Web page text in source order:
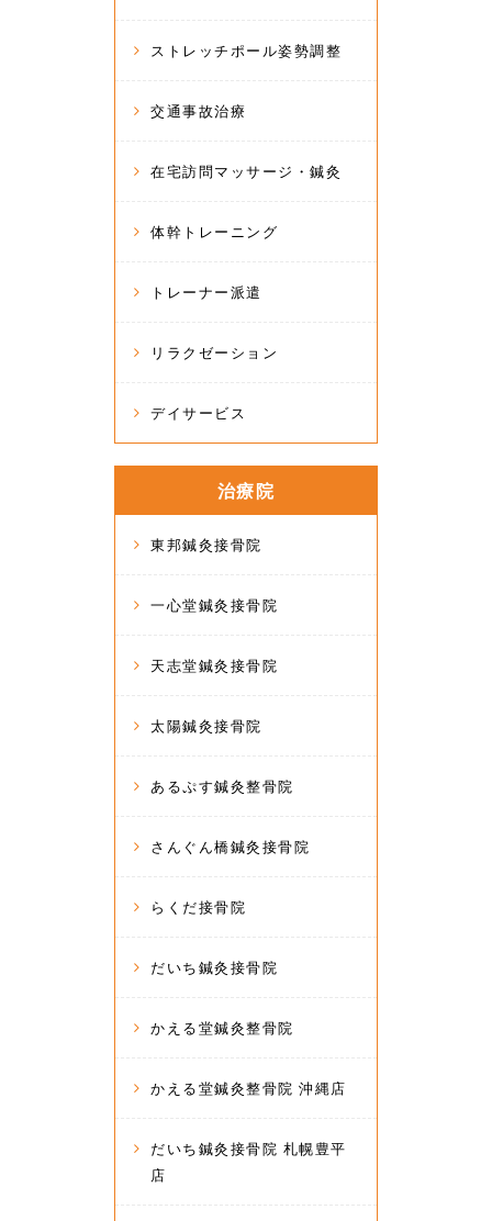
ストレッチポール姿勢調整
交通事故治療
在宅訪問マッサージ・鍼灸
体幹トレーニング
トレーナー派遣
リラクゼーション
デイサービス
治療院
東邦鍼灸接骨院
一心堂鍼灸接骨院
天志堂鍼灸接骨院
太陽鍼灸接骨院
あるぷす鍼灸整骨院
さんぐん橋鍼灸接骨院
らくだ接骨院
だいち鍼灸接骨院
かえる堂鍼灸整骨院
かえる堂鍼灸整骨院 沖縄店
だいち鍼灸接骨院 札幌豊平
店